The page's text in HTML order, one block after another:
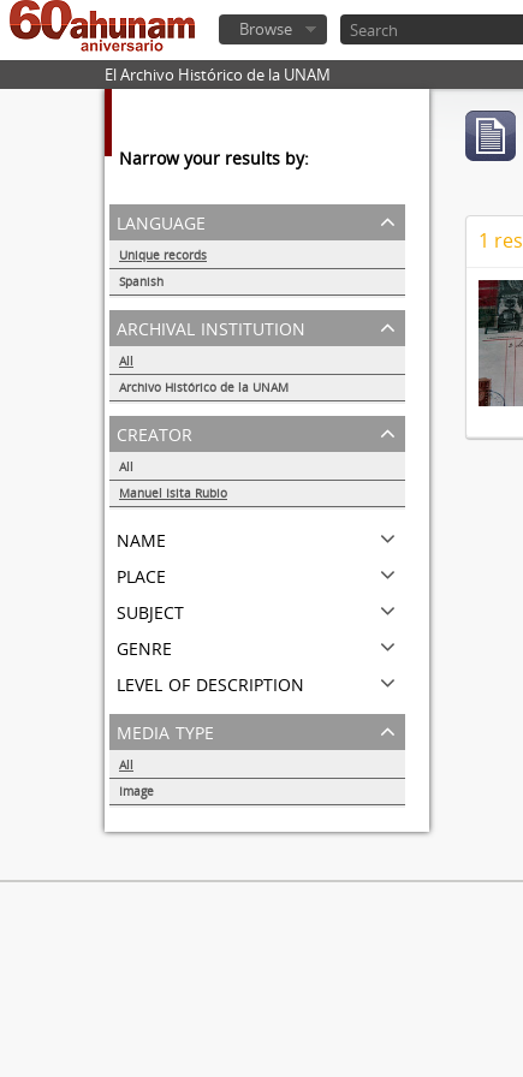
Browse
El Archivo Histórico de la UNAM
Narrow your results by:
language
Unique records
Spanish
1
archival institution
All
Archivo Histórico de la UNAM
1
creator
All
Manuel Isita Rubio
name
place
subject
genre
level of description
media type
All
Image
1